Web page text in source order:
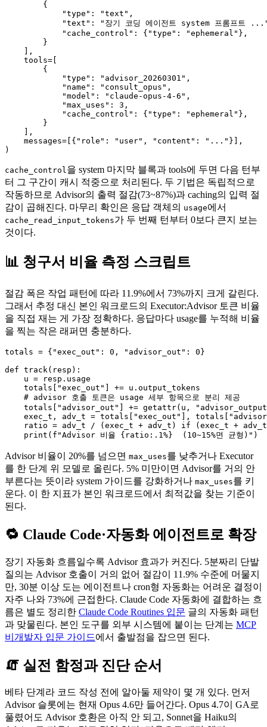
        {
            "type": "text",
"text": "장기 코딩 에이전트 system 프롬프트
            "cache_control": {"type": "ephemeral"},
        }
    ],
    tools=[
        {
            "type": "advisor_20260301",
            "name": "consult_opus",
            "model": "claude-opus-4-6",
            "max_uses": 3,
            "cache_control": {"type": "ephemeral"},
        }
    ],
    messages=[{"role": "user", "content": "..."}],
cache_control 을 system 마지막 블록과 tools에 두면 다음 턴부
터 그 구간이 캐시 적중으로 처리된다. 두 기법은 독립적으로
작동하므로 Advisor의 출력 절감(73~87%)과 caching의 입력 절
감이 곱해진다. 마무리 확인은 응답 객체의 usage에서
cache_read_input_tokens가 두 번째 턴부터 0보다 큰지 보는
것이다.
📊 청구서 비율 측정 스크립트
절감 폭은 작업 패턴에 따라 11.9%에서 73%까지 크게 갈린다.
그래서 추정 대신 본인 워크로드의 Executor:Advisor 토큰 비율
을 직접 재는 게 가장 정확하다. 응답마다 usage를 누적해 비율
을 찍는 작은 래퍼면 충분하다.
totals = {"exec_out": 0, "advisor_out": 0}
def track(resp):
    u = resp.usage
    totals["exec_out"] += u.output_tokens
    # advisor 호출 토큰은 usage 세부 항목으로 분리 제공
totals["advisor_out"] += getattr(u,
exec_t, adv_t = totals["exec_out"],
ratio = adv_t / (exec_t + adv_t) if (exec_t +
Advisor 비율이 20%를 넘으면 max_uses를 낮추거나 Executor
를 한 단계 위 모델로 올린다. 5% 미만이면 Advisor를 거의 안
부른다는 뜻이라 system 가이드를 강화하거나 max_uses를 키
운다. 이 한 지표가 본인 워크로드에서 최적값을 찾는 기준이
된다.
🔁 Claude Code·자동화 에이전트로 확장
장기 자동화 흐름일수록 Advisor 효과가 커진다. 5분짜리 단발
질의는 Advisor 호출이 거의 없어 절감이 11.9% 수준에 머물지
만, 30분 이상 도는 에이전트나 cron형 자동화는 어려운 결정이
자주 나와 73%에 근접한다. Claude Code 자동화에 결합하는 흐
름은 별도 정리한 Claude Code Routines 입문 글의 자동화 패턴
과 맞물린다. 본인 도구를 외부 시스템에 붙이는 단계는 MCP
비개발자 입문 가이드에서 출발점을 잡으면 된다.
🧯 실전 함정과 진단 순서
베타 단계라 코드 작성 전에 알아둘 제약이 몇 개 있다. 먼저
Advisor 슬롯에는 현재 Opus 4.6만 들어간다. Opus 4.7이 GA로
풀렸어도 Advisor 호환은 아직 안 되고, Sonnet을 Haiku의